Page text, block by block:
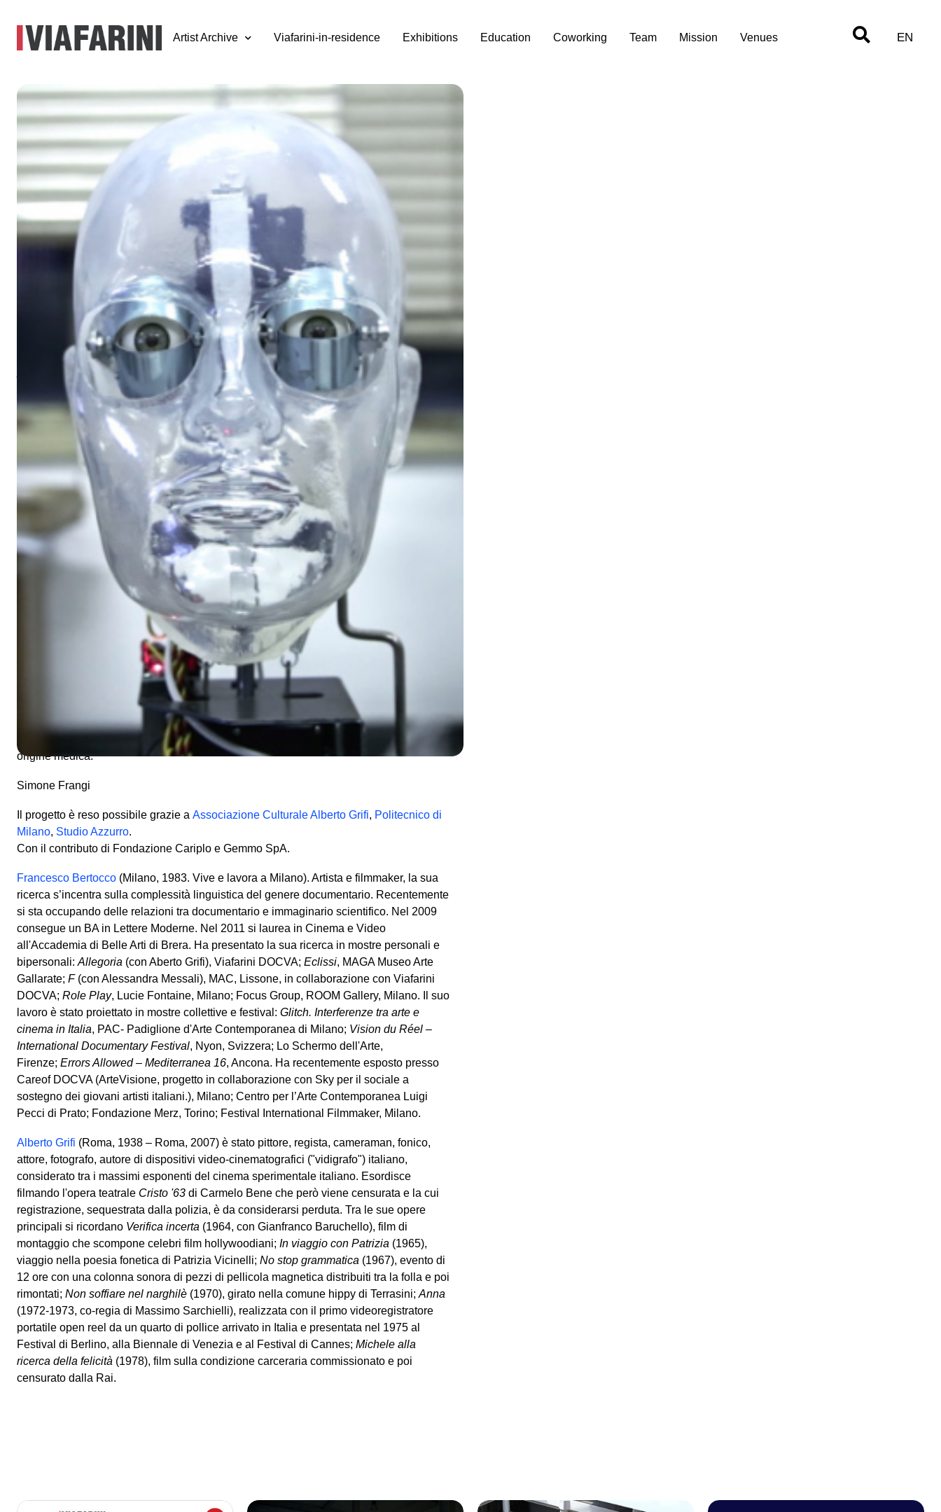
Artist Archive Viafarini-in-residence Exhibitions Education Coworking Team Mission Venues EN
Francesco Bertocco,
Alberto Grifi
25 novembre 2014 - 23 gennaio 2015
a cura di Simone Frangi
"Secondo approdo di un progetto di ricerca sulle corrispondenze transgenerazionali,
l’esposizione diFrancesco Bertocco (1983) eAlberto Grifi(1938-2007) a Viafarini
DOCVA stringe due ricerche audiovisive eterogenee e lontane nel tempo sulla nuova
operatività del corpo postmoderno all’epoca della sua medicalizzazione forzata. Il
progetto bipersonale, di natura installativa e dialogica, traccia un confronto serrato tra
di Francesco Bertocco , produzione video HD del 2014, e Il preteso corpo
Alberto Grifi, esercizio audiovisivo del 1977 basato sul ritrovamento di un footage
storico risalente al Ventennio fascista al mercatino della Fiera di Senigallia a Milano, e
firmato da Grifi come ready made. In Allegoria,
Bertocco affronta i linguaggi del
documentario sperimentale, mettendo in opera tre registri diversi di rappresentazione
con l’obiettivo di dare forma ad un’inedita essayist video practice, capace d’integrare
registri onirici e fictionali alla narrativa teorica. La camera ci introduce infatti agli
stabilimenti di una casa farmaceutica, esplorandone l'architettura, la fisiognomica del
luogo ed il loro legame con l'estetica corporativa, dalla plasticità ovattata e
impersonale, che essi veicolano. Un corpo multinazionale e diffuso, disinnescato nella
sua identità "esoterica" e riportato al suo compito discorsivo.
Operando come un antecedente storico e come un elemento d’imprinting nella pratica
di Bertocco, Il preteso corpo di Grifi implementa il piglio critico e politico dell’operazione
espositiva a due. Il lavoro del 1977 – imperniato sullo sfruttamento del ready made
come pratica d’appropriazione e di legittimazione e il found footage come istanza
grammaticale del cinema – propone un documentario ospedaliero sulla
sperimentazione di un medicinale prodotto da La Roche su persone considerate
psichiatricamente “tarate” per verificarne gli effetti secondari, stimati come “tempeste”
vascolari e convulsioni paralizzanti. Bertocco e Grifi riflettono sinergicamente sul topos
del “corpo ritrovato” nel capitalismo avanzato, un corpo concepito come prodotto
astratto della tecnologia, indotto a dimenticare la sua carnalità libera perché ormai
deciso genealogicamente e socialmente da prassi discorsive e lemmi normativi di
origine medica."
Simone Frangi
Il progetto è reso possibile grazie a Associazione Culturale Alberto Grifi, Politecnico di
Milano, Studio Azzurro.
Con il contributo di Fondazione Cariplo e Gemmo SpA.
Francesco Bertocco (Milano, 1983. Vive e lavora a Milano). Artista e filmmaker, la sua
ricerca s’incentra sulla complessità linguistica del genere documentario. Recentemente
si sta occupando delle relazioni tra documentario e immaginario scientifico. Nel 2009
consegue un BA in Lettere Moderne. Nel 2011 si laurea in Cinema e Video
all'Accademia di Belle Arti di Brera. Ha presentato la sua ricerca in mostre personali e
bipersonali: Allegoria (con Aberto Grifi), Viafarini DOCVA; Eclissi, MAGA Museo Arte
Gallarate; F(con Alessandra Messali), MAC, Lissone, in collaborazione con Viafarini
DOCVA; Role Play, Lucie Fontaine, Milano; Focus Group, ROOM Gallery, Milano. Il suo
lavoro è stato proiettato in mostre collettive e festival: Glitch. Interferenze tra arte e
cinema in Italia, PAC- Padiglione d'Arte Contemporanea di Milano; Vision du Réel –
International Documentary Festival, Nyon, Svizzera; Lo Schermo dell'Arte,
Firenze; Errors Allowed – Mediterranea 16, Ancona. Ha recentemente esposto presso
Careof DOCVA (ArteVisione, progetto in collaborazione con Sky per il sociale a
sostegno dei giovani artisti italiani.), Milano; Centro per l’Arte Contemporanea Luigi
Pecci di Prato; Fondazione Merz, Torino; Festival International Filmmaker, Milano.
Alberto Grifi (Roma, 1938 – Roma, 2007) è stato pittore, regista, cameraman, fonico,
attore, fotografo, autore di dispositivi video-cinematografici ("vidigrafo") italiano,
considerato tra i massimi esponenti del cinema sperimentale italiano. Esordisce
filmando l'opera teatrale Cristo '63 di Carmelo Bene che però viene censurata e la cui
registrazione, sequestrata dalla polizia, è da considerarsi perduta. Tra le sue opere
principali si ricordano Verifica incerta (1964, con Gianfranco Baruchello), film di
montaggio che scompone celebri film hollywoodiani; In viaggio con Patrizia (1965),
viaggio nella poesia fonetica di Patrizia Vicinelli; No stop grammatica (1967), evento di
12 ore con una colonna sonora di pezzi di pellicola magnetica distribuiti tra la folla e poi
rimontati; Non soffiare nel narghilè (1970), girato nella comune hippy di Terrasini; Anna
(1972-1973, co-regia di Massimo Sarchielli), realizzata con il primo videoregistratore
portatile open reel da un quarto di pollice arrivato in Italia e presentata nel 1975 al
Festival di Berlino, alla Biennale di Venezia e al Festival di Cannes; Michele alla
ricerca della felicità (1978), film sulla condizione carceraria commissionato e poi
censurato dalla Rai.